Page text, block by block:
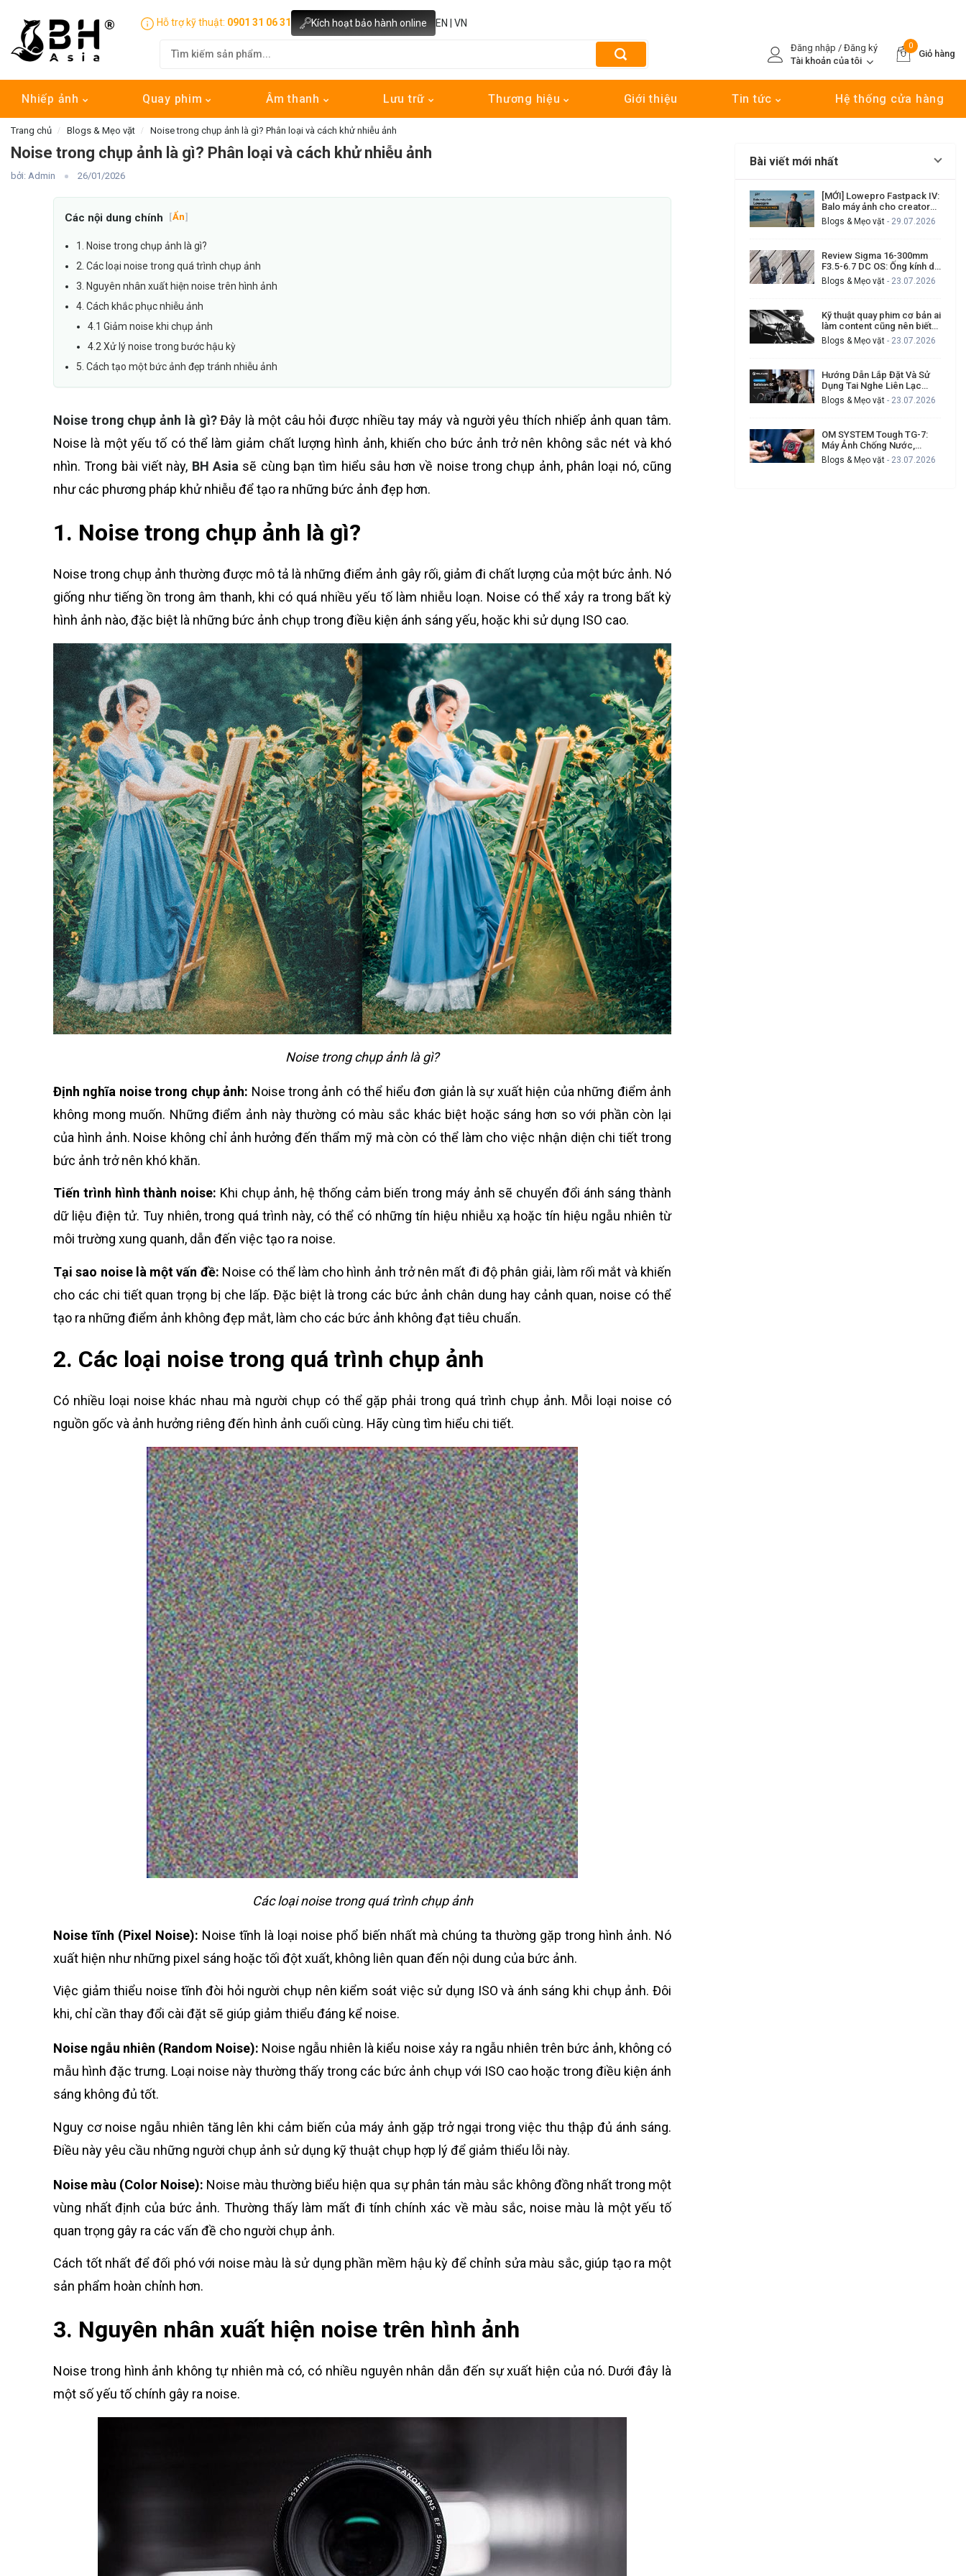
Hỗ trợ kỹ thuật: 0901 31 06 31 Kích hoạt bảo hành online EN VN
Đăng nhập / Đăng ký
Tài khoản của tôi
0
Giỏ hàng
Nhiếp ảnh Quay phim Âm thanh Lưu trữ Thương hiệu Giới thiệu Tin tức Hệ thống cửa hàng
Trang chủ Blogs & Mẹo vặt Noise trong chụp ảnh là gì? Phân loại và cách khử nhiễu ảnh
Noise trong chụp ảnh là gì? Phân loại và cách khử nhiễu ảnh
bởi: Admin 26/01/2026
Các nội dung chính [Ẩn]
1. Noise trong chụp ảnh là gì?
2. Các loại noise trong quá trình chụp ảnh
3. Nguyên nhân xuất hiện noise trên hình ảnh
4. Cách khắc phục nhiễu ảnh
4.1 Giảm noise khi chụp ảnh
4.2 Xử lý noise trong bước hậu kỳ
5. Cách tạo một bức ảnh đẹp tránh nhiễu ảnh
Noise trong chụp ảnh là gì?Đây là một câu hỏi được nhiều tay máy và người yêu thích nhiếp ảnh quan tâm.
Noise là một yếu tố có thể làm giảm chất lượng hình ảnh, khiến cho bức ảnh trở nên không sắc nét và khó
nhìn. Trong bài viết này, BH Asia sẽ cùng bạn tìm hiểu sâu hơn về noise trong chụp ảnh, phân loại nó, cũng
như các phương pháp khử nhiễu để tạo ra những bức ảnh đẹp hơn.
1. Noise trong chụp ảnh là gì?
Noise trong chụp ảnh thường được mô tả là những điểm ảnh gây rối, giảm đi chất lượng của một bức ảnh. Nó
giống như tiếng ồn trong âm thanh, khi có quá nhiều yếu tố làm nhiễu loạn. Noise có thể xảy ra trong bất kỳ
hình ảnh nào, đặc biệt là những bức ảnh chụp trong điều kiện ánh sáng yếu, hoặc khi sử dụng ISO cao.
Noise trong chụp ảnh là gì?
Định nghĩa noise trong chụp ảnh: Noise trong ảnh có thể hiểu đơn giản là sự xuất hiện của những điểm ảnh
không mong muốn. Những điểm ảnh này thường có màu sắc khác biệt hoặc sáng hơn so với phần còn lại
của hình ảnh. Noise không chỉ ảnh hưởng đến thẩm mỹ mà còn có thể làm cho việc nhận diện chi tiết trong
bức ảnh trở nên khó khăn.
Tiến trình hình thành noise: Khi chụp ảnh, hệ thống cảm biến trong máy ảnh sẽ chuyển đổi ánh sáng thành
dữ liệu điện tử. Tuy nhiên, trong quá trình này, có thể có những tín hiệu nhiễu xạ hoặc tín hiệu ngẫu nhiên từ
môi trường xung quanh, dẫn đến việc tạo ra noise.
Tại sao noise là một vấn đề: Noise có thể làm cho hình ảnh trở nên mất đi độ phân giải, làm rối mắt và khiến
cho các chi tiết quan trọng bị che lấp. Đặc biệt là trong các bức ảnh chân dung hay cảnh quan, noise có thể
tạo ra những điểm ảnh không đẹp mắt, làm cho các bức ảnh không đạt tiêu chuẩn.
2. Các loại noise trong quá trình chụp ảnh
Có nhiều loại noise khác nhau mà người chụp có thể gặp phải trong quá trình chụp ảnh. Mỗi loại noise có
nguồn gốc và ảnh hưởng riêng đến hình ảnh cuối cùng. Hãy cùng tìm hiểu chi tiết.
Các loại noise trong quá trình chụp ảnh
Noise tĩnh (Pixel Noise): Noise tĩnh là loại noise phổ biến nhất mà chúng ta thường gặp trong hình ảnh. Nó
xuất hiện như những pixel sáng hoặc tối đột xuất, không liên quan đến nội dung của bức ảnh.
Việc giảm thiểu noise tĩnh đòi hỏi người chụp nên kiểm soát việc sử dụng ISO và ánh sáng khi chụp ảnh. Đôi
khi, chỉ cần thay đổi cài đặt sẽ giúp giảm thiểu đáng kể noise.
Noise ngẫu nhiên (Random Noise): Noise ngẫu nhiên là kiểu noise xảy ra ngẫu nhiên trên bức ảnh, không có
mẫu hình đặc trưng. Loại noise này thường thấy trong các bức ảnh chụp với ISO cao hoặc trong điều kiện ánh
sáng không đủ tốt.
Nguy cơ noise ngẫu nhiên tăng lên khi cảm biến của máy ảnh gặp trở ngại trong việc thu thập đủ ánh sáng.
Điều này yêu cầu những người chụp ảnh sử dụng kỹ thuật chụp hợp lý để giảm thiểu lỗi này.
Noise màu (Color Noise): Noise màu thường biểu hiện qua sự phân tán màu sắc không đồng nhất trong một
vùng nhất định của bức ảnh. Thường thấy làm mất đi tính chính xác về màu sắc, noise màu là một yếu tố
quan trọng gây ra các vấn đề cho người chụp ảnh.
Cách tốt nhất để đối phó với noise màu là sử dụng phần mềm hậu kỳ để chỉnh sửa màu sắc, giúp tạo ra một
sản phẩm hoàn chỉnh hơn.
3. Nguyên nhân xuất hiện noise trên hình ảnh
Noise trong hình ảnh không tự nhiên mà có, có nhiều nguyên nhân dẫn đến sự xuất hiện của nó. Dưới đây là
một số yếu tố chính gây ra noise.
Bài viết mới nhất
[MỚI] Lowepro Fastpack IV:
Balo máy ảnh cho creator
cần đi nhanh, lấy máy nhanh
Blogs & Mẹo vặt - 29.07.2026
Review Sigma 16-300mm
F3.5-6.7 DC OS: Ống kính du
lịch đa dụng có đáng mua?
Blogs & Mẹo vặt - 23.07.2026
Kỹ thuật quay phim cơ bản ai
làm content cũng nên biết
để tạo video chuyên nghiệp
hơn
Blogs & Mẹo vặt - 23.07.2026
Hướng Dẫn Lắp Đặt Và Sử
Dụng Tai Nghe Liên Lạc
Hollyland Solidcom SE Cho
Ekip Quay Phim Đông Người
Blogs & Mẹo vặt - 23.07.2026
OM SYSTEM Tough TG-7:
Máy Ảnh Chống Nước,
Chống Va Đập Cho Ai
Thường Xuyên Gặp Sự Cố
Blogs & Mẹo vặt - 23.07.2026